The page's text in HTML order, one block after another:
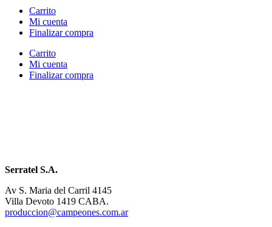
Carrito
Mi cuenta
Finalizar compra
Carrito
Mi cuenta
Finalizar compra
Serratel S.A.
Av S. Maria del Carril 4145
Villa Devoto 1419 CABA.
produccion@campeones.com.ar